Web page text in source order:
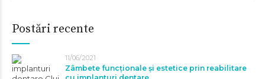
Postări recente
11/06/2021
Zâmbete funcționale și estetice prin reabilitare